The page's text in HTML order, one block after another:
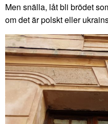
Men snälla, låt bli brödet
om det är polskt eller